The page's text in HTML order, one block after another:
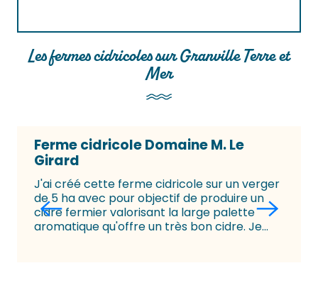
Les fermes cidricoles sur Granville Terre et
Mer
Ferme cidricole Domaine M. Le
Girard
J'ai créé cette ferme cidricole sur un verger
de 5 ha avec pour objectif de produire un
cidre fermier valorisant la large palette
aromatique qu'offre un très bon cidre. Je...